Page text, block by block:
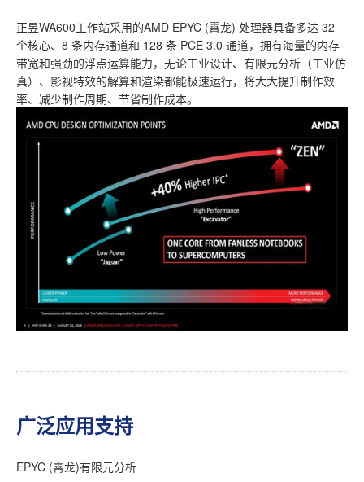
正昱WA600工作站采用的AMD EPYC (霄龙) 处理器具备多达 32
个核心、8 条内存通道和 128 条 PCE 3.0 通道，拥有海量的内存
带宽和强劲的浮点运算能力，无论工业设计、有限元分析（工业仿
真）、影视特效的解算和渲染都能极速运行，将大大提升制作效
率、减少制作周期、节省制作成本。
广泛应用支持
EPYC (霄龙)有限元分析